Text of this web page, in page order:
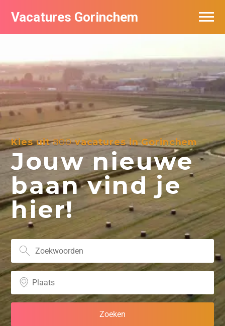
Vacatures Gorinchem
Kies uit800vacatures in Gorinchem
Jouw nieuwe
baan vind je
hier!
Vacatures bij bedrijven in Gorinchem
De populairste vacatures in Gorinchem
Nieuwsbrief feed